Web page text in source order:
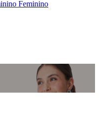
Feminino